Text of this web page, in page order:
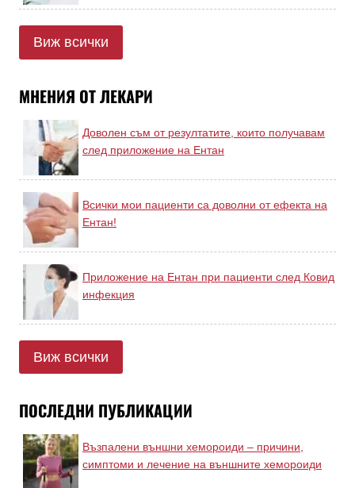
Виж всички
МНЕНИЯ ОТ ЛЕКАРИ
Доволен съм от резултатите, които получавам
след приложение на Ентан
Всички мои пациенти са доволни от ефекта на
Ентан!
Приложение на Ентан при пациенти след Ковид
инфекция
Виж всички
ПОСЛЕДНИ ПУБЛИКАЦИИ
Възпалени външни хемороиди – причини,
симптоми и лечение на външните хемороиди